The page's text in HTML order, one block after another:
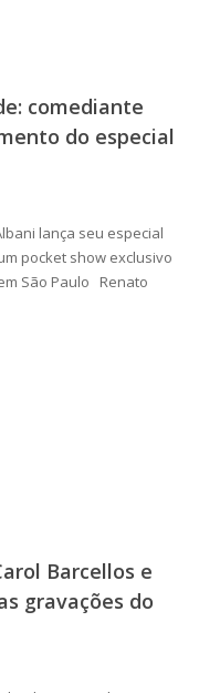
comediante
do especial
lança seu especial
pocket show exclusivo
São Paulo Renato
Barcellos e
gravações do